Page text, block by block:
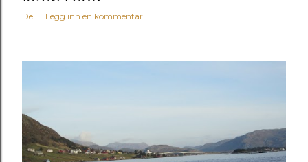
Del Legg inn en kommentar